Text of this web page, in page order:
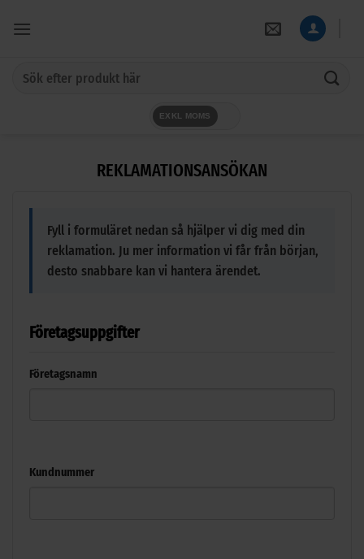
EXKL MOMS
REKLAMATIONSANSÖKAN
Fyll i formuläret nedan så hjälper vi dig med din
reklamation. Ju mer information vi får från början,
desto snabbare kan vi hantera ärendet.
Företagsuppgifter
Företagsnamn
Kundnummer